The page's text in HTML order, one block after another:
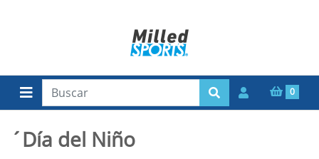
0
´Día del Niño